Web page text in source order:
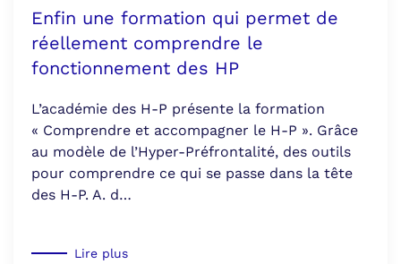
Enfin une formation qui permet de
réellement comprendre le
fonctionnement des HP
L’académie des H-P présente la formation
« Comprendre et accompagner le H-P ». Grâce
au modèle de l’Hyper-Préfrontalité, des outils
pour comprendre ce qui se passe dans la tête
des H-P. A. d…
Lire plus